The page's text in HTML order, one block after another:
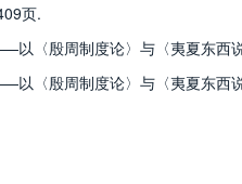
页.
〈殷周制度论〉与〈夷夏东西
〈殷周制度论〉与〈夷夏东西